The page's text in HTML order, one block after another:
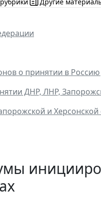
о принятии в
ДНР, ЛНР,
и Херсонской